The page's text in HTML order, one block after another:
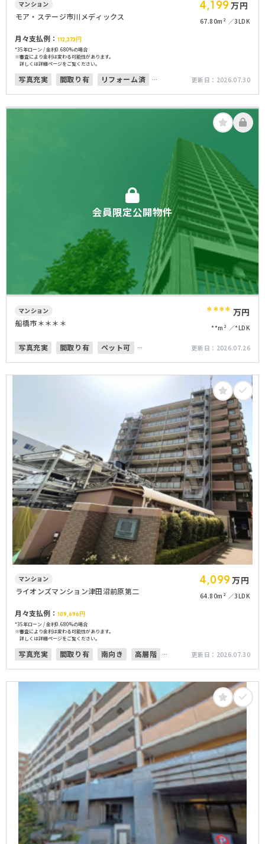
マンション
モア・ステージ市川メディックス 4,199万円
67.80m² 3LDK
月々支払例： 112,373円
*35年ローン / 金利0.680%の場合
※審査により金利は変わる可能性があります。
詳しくは詳細ページをご覧ください。
写真充実 間取り有
リフォーム済
更新日： 2026.07.30
会員限定公開物件
マンション
船橋市＊＊＊＊ **** 万円
**m² *LDK
写真充実 間取り有
ペット可
更新日： 2026.07.26
マンション
ライオンズマンション津田沼前原第二 4,099万円
64.80m² 3LDK
月々支払例： 109,696円
*35年ローン / 金利0.680%の場合
※審査により金利は変わる可能性があります。
詳しくは詳細ページをご覧ください。
写真充実 間取り有 南向き
高層階
更新日： 2026.07.30